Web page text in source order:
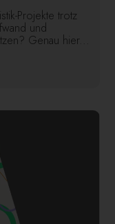
Projekte trotz
und
Genau hier...